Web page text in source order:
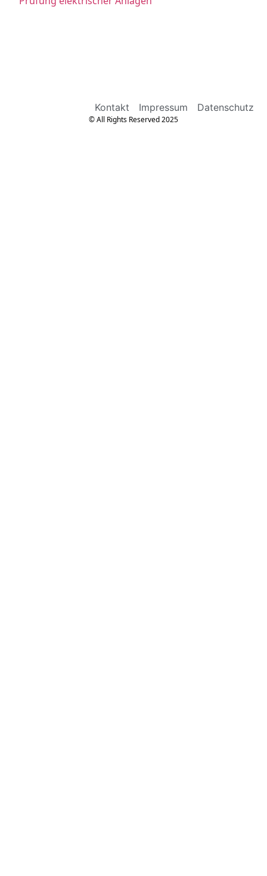
Kontakt Impressum Datenschutz
© All Rights Reserved 2025